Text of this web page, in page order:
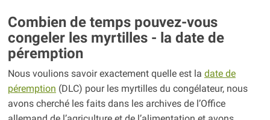
Combien de temps pouvez-vous
congeler les myrtilles - la date de
péremption
Nous voulions savoir exactement quelle est la date de
péremption (DLC) pour les myrtilles du congélateur, nous
avons cherché les faits dans les archives de l’Office